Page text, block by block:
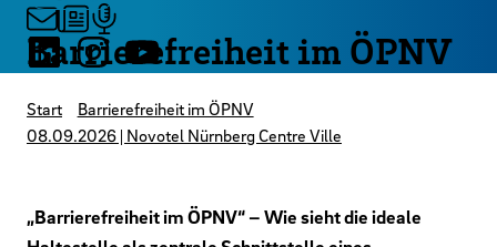
Barrierefreiheit im ÖPNV
Start
Barrierefreiheit im ÖPNV
08.09.2026 | Novotel Nürnberg Centre Ville
„Barrierefreiheit im ÖPNV“ – Wie sieht die ideale